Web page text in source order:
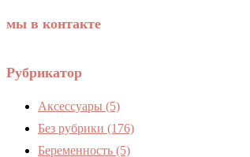
мы в контакте
Рубрикатор
Аксессуары (5)
Без рубрики (176)
Беременность (5)